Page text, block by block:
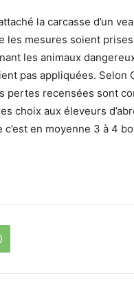
la carcasse d’un
mesures soient
les animaux
pas appliquées. Selon
pertes recensées sont
choix aux éleveurs
c’est en moyenne 3 à 4